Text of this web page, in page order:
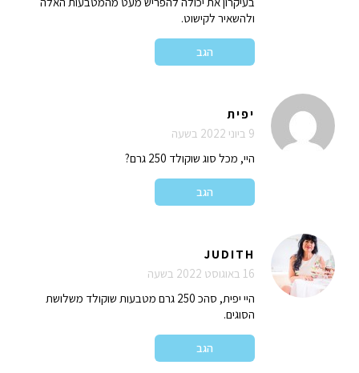
ולהשאיר לקישוט.
הגב
יפית
9 ביוני 2022 בשעה
היי, מכל סוג שוקולד 250 גרם?
הגב
JUDITH
16 באוגוסט 2022 בשעה
היי יפית, סהכ 250 גרם מטבעות שוקולד משלושת
הסוגים.
הגב